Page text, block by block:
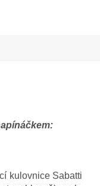
kulovnice Sabatti